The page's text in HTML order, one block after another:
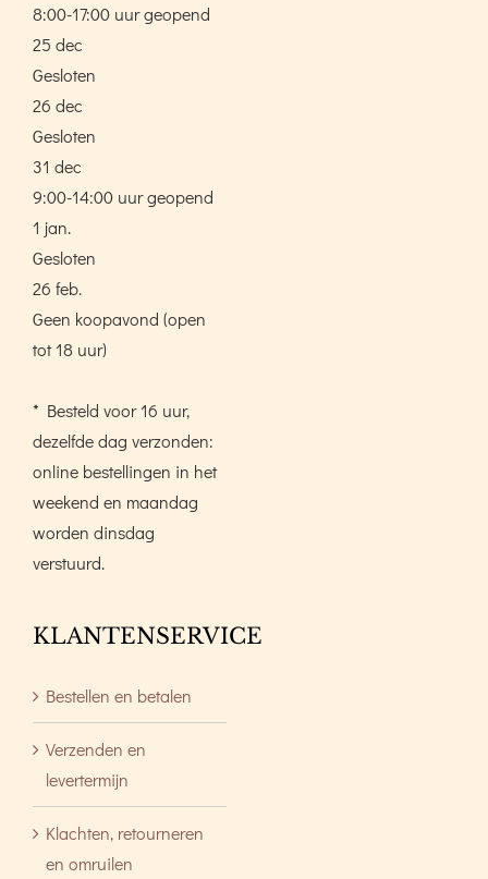
8:00-17:00 uur geopend
25 dec
Gesloten
26 dec
Gesloten
31 dec
9:00-14:00 uur geopend
1 jan.
Gesloten
26 feb.
Geen koopavond (open
tot 18 uur)
* Besteld voor 16 uur,
dezelfde dag verzonden:
online bestellingen in het
weekend en maandag
worden dinsdag
verstuurd.
KLANTENSERVICE
Bestellen en betalen
Verzenden en
levertermijn
Klachten, retourneren
en omruilen